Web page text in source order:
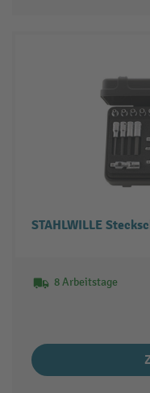
STAHLWILLE
8 Arbeitstage